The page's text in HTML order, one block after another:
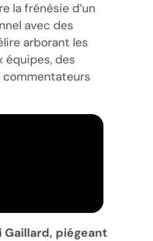
la frénésie d’un
avec des
arborant les
équipes, des
Gaillard, piégeant